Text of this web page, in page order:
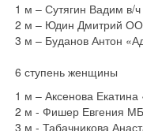
1 м – Сутягин Вадим в/
2 м – Юдин Дмитрий
3 м – Буданов Антон
6 ступень женщины
1 м – Аксенова
2 м - Фишер Евгения
3 м - Табачникова